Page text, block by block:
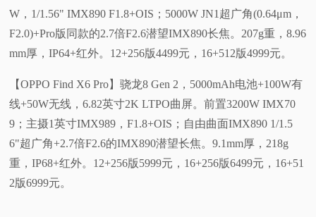
W，1/1.56" IMX890 F1.8+OIS；5000W JN1超广角(0.64μm，
F2.0)+Pro版同款的2.7倍F2.6潜望IMX890长焦。207g重，8.96
mm厚，IP64+红外。12+256版4499元，16+512版4999元。
【OPPO Find X6 Pro】骁龙8 Gen 2，5000mAh电池+100W有
线+50W无线，6.82英寸2K LTPO曲屏。前置3200W IMX70
9；主摄1英寸IMX989，F1.8+OIS；自由曲面IMX890 1/1.5
6"超广角+2.7倍F2.6的IMX890潜望长焦。9.1mm厚，218g
重，IP68+红外。12+256版5999元，16+256版6499元，16+51
2版6999元。